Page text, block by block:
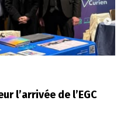
l’arrivée de l’EGC